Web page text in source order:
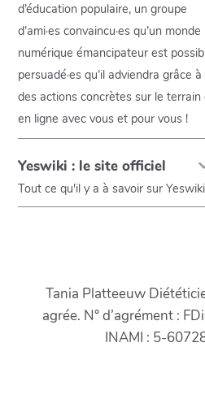
d’éducation populaire, un groupe
d’ami·es convaincu·es qu’un monde
numérique émancipateur est
persuadé·es qu’il adviendra grâce à
des actions concrètes sur le terrain
en ligne avec vous et pour vous !
Yeswiki : le site officiel
Tout ce qu'il y a à savoir sur Yeswiki
Tania Platteeuw
agrée. N° d’agrément :
INAMI : 5-